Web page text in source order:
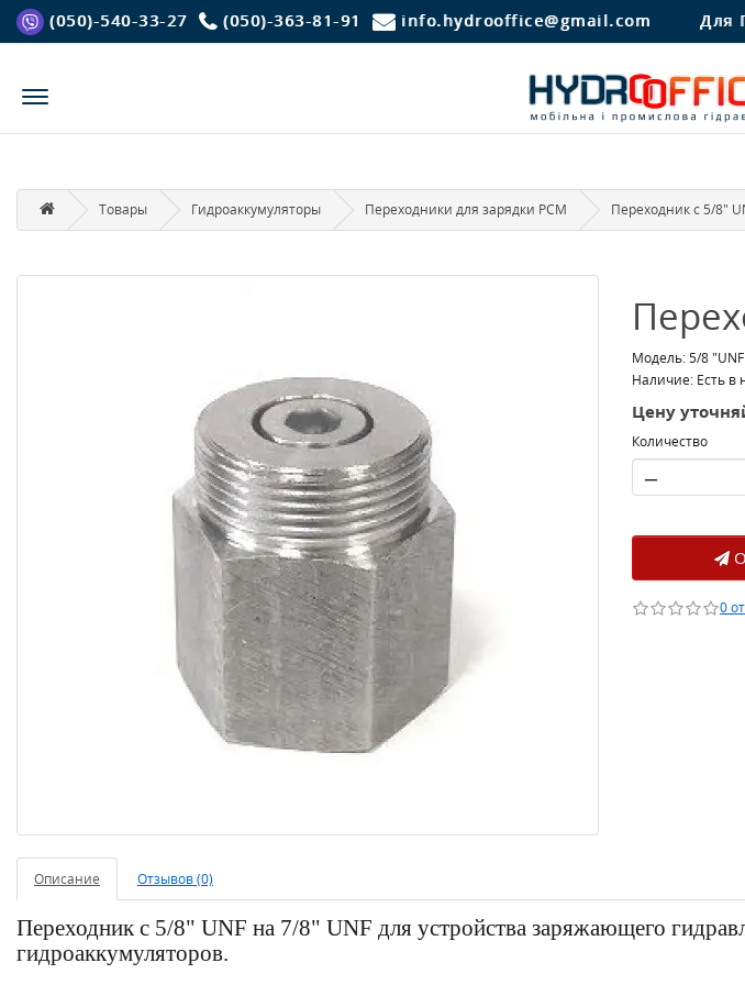
(050)-540-33-27 (050)-363-81-91 info.hydrooffice@gmail.com Для
Товары Гидроаккумуляторы Переходники для зарядки PCM Переходник с 5/8"
Модель: 5/8
Наличие: Есть в
Цену
Количество
–
0
Описание Отзывов (0)
Переходник с 5/8" UNF на 7/8" UNF для устройства заряжающего
гидроаккумуляторов.